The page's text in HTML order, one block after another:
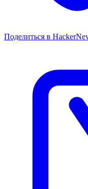
Поделиться в